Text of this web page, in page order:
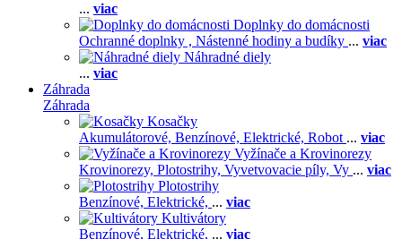
... viac
Doplnky do domácnosti
Ochranné doplnky , Nástenné hodiny a budíky ... viac
Náhradné diely
... viac
Záhrada
Záhrada
Kosačky
Akumulátorové, Benzínové, Elektrické, Robot ... viac
Vyžínače a Krovinorezy
Krovinorezy, Plotostrihy, Vyvetvovacie píly, Vy ... viac
Plotostrihy
Benzínové, Elektrické, ... viac
Kultivátory
Benzínové, Elektrické, ... viac